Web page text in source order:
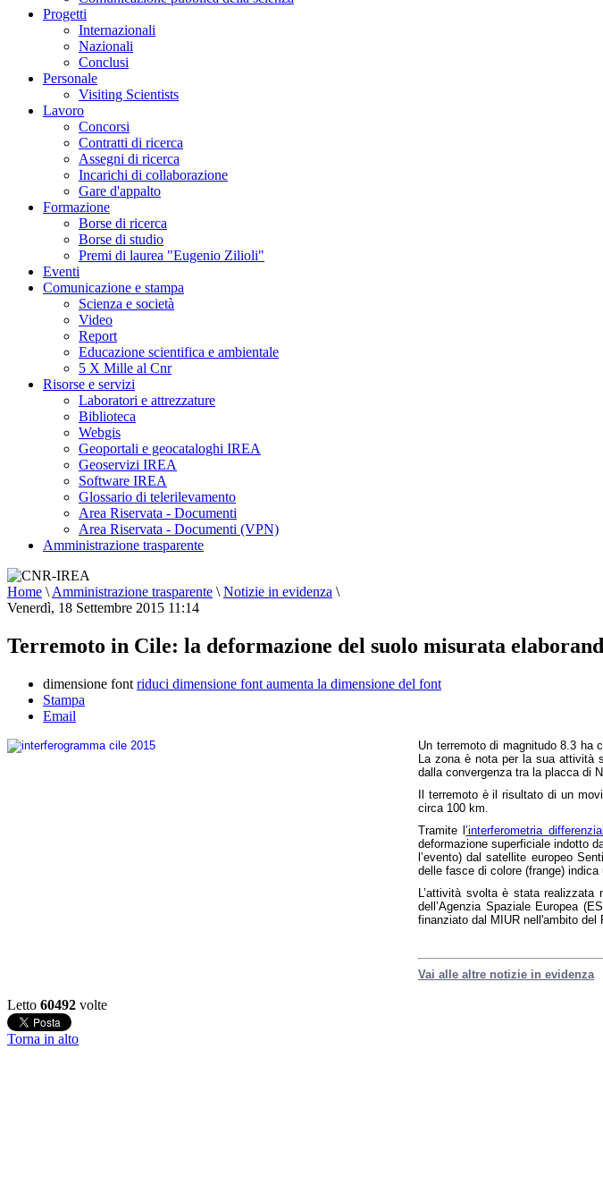
Progetti
Internazionali
Nazionali
Conclusi
Personale
Visiting Scientists
Lavoro
Concorsi
Contratti di ricerca
Assegni di ricerca
Incarichi di collaborazione
Gare d'appalto
Formazione
Borse di ricerca
Borse di studio
Premi di laurea "Eugenio Zilioli"
Eventi
Comunicazione e stampa
Scienza e società
Video
Report
Educazione scientifica e ambientale
5 X Mille al Cnr
Risorse e servizi
Laboratori e attrezzature
Biblioteca
Webgis
Geoportali e geocataloghi IREA
Geoservizi IREA
Software IREA
Glossario di telerilevamento
Area Riservata - Documenti
Area Riservata - Documenti (VPN)
Amministrazione trasparente
Home \ Amministrazione trasparente \ Notizie in evidenza \
Venerdì, 18 Settembre 2015 11:14
Terremoto in Cile: la deformazione del suolo misurata
dimensione font riduci dimensione font aumenta la dimensione del font
Stampa
Email
Un terremoto di magnitudo 8.3 ha
La zona è nota per la sua attività
dalla convergenza tra la placca di
Il terremoto è il risultato di un
circa 100 km.
Tramite l’interferometria
deformazione superficiale indotto
l’evento) dal satellite europeo
delle fasce di colore (frange)
L’attività svolta è stata realizzata
dell’Agenzia Spaziale Europea
finanziato dal MIUR nell'ambito del
Vai alle altre notizie in evidenza
Letto 60492 volte
Torna in alto